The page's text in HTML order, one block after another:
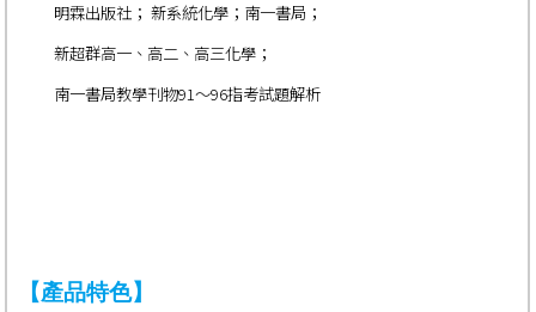
明霖出版社； 新系統化學；南一書局；
新超群高一、高二、高三化學；
南一書局教學刊物91～96指考試題解析
【產品特色】